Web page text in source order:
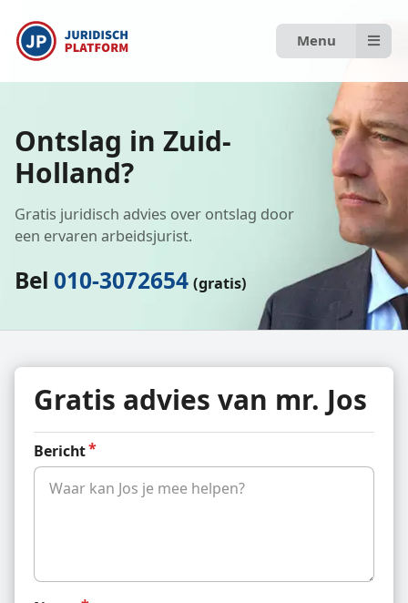
Menu
Ontslag in Zuid-
Holland?
Gratis juridisch advies over ontslag door
een ervaren arbeidsjurist.
Bel 010-3072654 (gratis)
Gratis advies van mr. Jos
Bericht